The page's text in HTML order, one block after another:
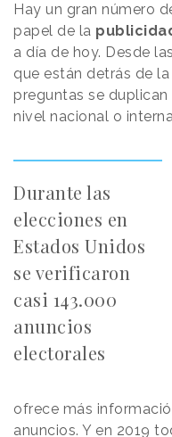
Hay un gran número
papel de la
a día de hoy. Desde las
que están detrás de
preguntas se
nivel nacional o
Durante las
elecciones en
Estados Unidos
se verificaron
casi 143.000
anuncios
electorales
ofrece más
anuncios. Y en 2019